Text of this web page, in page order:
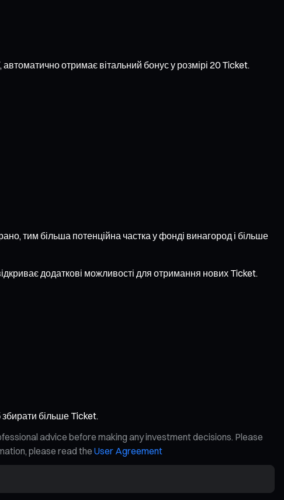
отримає вітальний бонус у розмірі 20 Ticket.
тим більша потенційна частка у фонді винагород і більше
додаткові можливості для отримання нових Ticket.
збирати більше Ticket.
advice before making any investment decisions. Please
please read the User Agreement